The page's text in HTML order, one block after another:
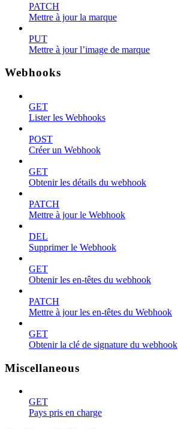
PATCH
Mettre à jour la marque
PUT
Mettre à jour l’image de marque
Webhooks
GET
Lister les Webhooks
POST
Créer un Webhook
GET
Obtenir les détails du webhook
PATCH
Mettre à jour le Webhook
DEL
Supprimer le Webhook
GET
Obtenir les en-têtes du webhook
PATCH
Mettre à jour les en-têtes du Webhook
GET
Obtenir la clé de signature du webhook
Miscellaneous
GET
Pays pris en charge